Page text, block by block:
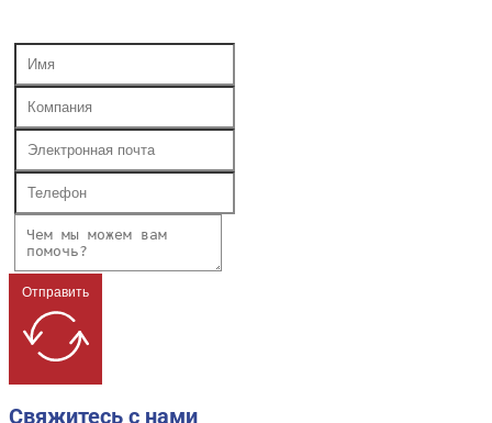
Отправить
Свяжитесь с нами